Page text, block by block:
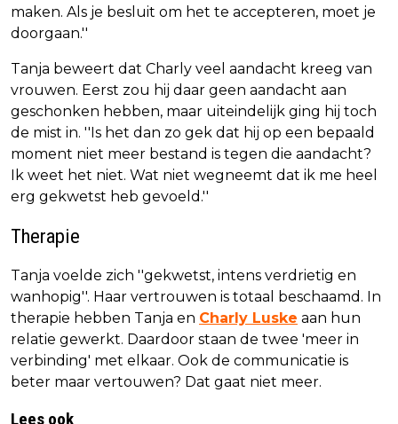
maken. Als je besluit om het te accepteren, moet je
doorgaan.''
Tanja beweert dat Charly veel aandacht kreeg van
vrouwen. Eerst zou hij daar geen aandacht aan
geschonken hebben, maar uiteindelijk ging hij toch
de mist in. ''Is het dan zo gek dat hij op een bepaald
moment niet meer bestand is tegen die aandacht?
Ik weet het niet. Wat niet wegneemt dat ik me heel
erg gekwetst heb gevoeld.''
Therapie
Tanja voelde zich ''gekwetst, intens verdrietig en
wanhopig''. Haar vertrouwen is totaal beschaamd. In
therapie hebben Tanja en Charly Luske aan hun
relatie gewerkt. Daardoor staan de twee 'meer in
verbinding' met elkaar. Ook de communicatie is
beter maar vertouwen? Dat gaat niet meer.
Lees ook